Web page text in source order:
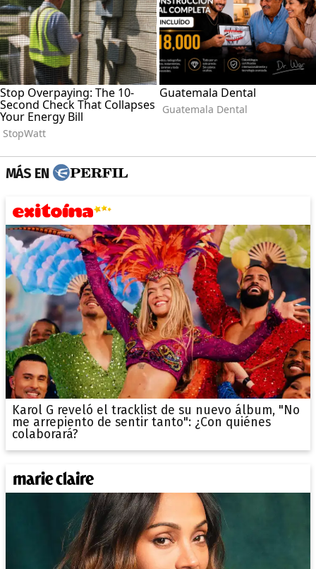
MÁS EN
Karol G reveló el tracklist de su nuevo álbum, "No
me arrepiento de sentir tanto": ¿Con quiénes
colaborará?